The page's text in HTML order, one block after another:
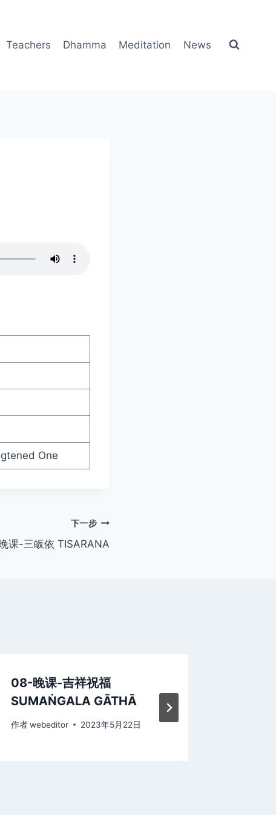
Teachers Dhamma Meditation News
One
下一步
课-三皈依 TISARANA
08-晚课-吉祥祝福
SUMAṄGALA GĀTHĀ
作者 webeditor 2023年5月22日